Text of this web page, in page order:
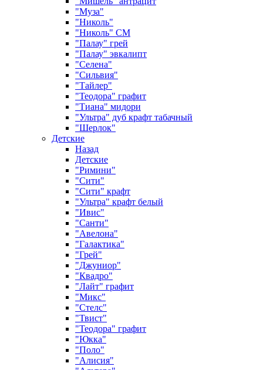
"Муза"
"Николь"
"Николь" СМ
"Палау" грей
"Палау" эвкалипт
"Селена"
"Сильвия"
"Тайлер"
"Теодора" графит
"Тиана" мидори
"Ультра" дуб крафт табачный
"Шерлок"
Детские
Назад
Детские
"Римини"
"Сити"
"Сити" крафт
"Ультра" крафт белый
"Ивис"
"Санти"
"Авелона"
"Галактика"
"Грей"
"Джуниор"
"Квадро"
"Лайт" графит
"Микс"
"Стелс"
"Твист"
"Теодора" графит
"Юкка"
"Поло"
"Алисия"